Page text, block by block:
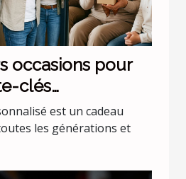
occasions pour
clés
est un cadeau
les générations et